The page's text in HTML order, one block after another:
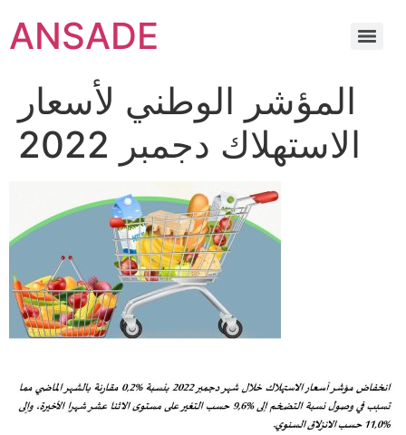
ANSADE
المؤشر الوطني لأسعار
الاستهلاك دجمبر 2022